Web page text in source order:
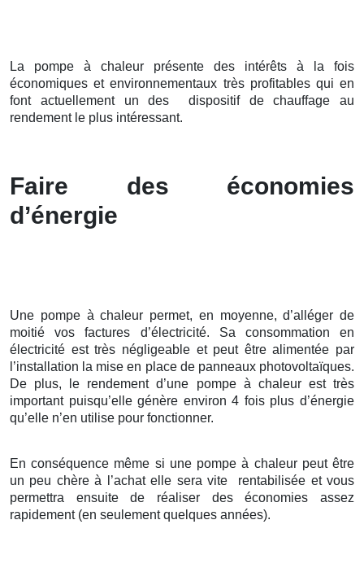
La pompe à chaleur présente des intérêts à la fois
économiques et environnementaux très profitables qui en
font actuellement un des dispositif de chauffage au
rendement le plus intéressant.
Faire des économies
d’énergie
Une pompe à chaleur permet, en moyenne, d’alléger de
moitié vos factures d’électricité. Sa consommation en
électricité est très négligeable et peut être alimentée par
l’installation la mise en place de panneaux photovoltaïques.
De plus, le rendement d’une pompe à chaleur est très
important puisqu’elle génère environ 4 fois plus d’énergie
qu’elle n’en utilise pour fonctionner.
En conséquence même si une pompe à chaleur peut être
un peu chère à l’achat elle sera vite rentabilisée et vous
permettra ensuite de réaliser des économies assez
rapidement (en seulement quelques années).